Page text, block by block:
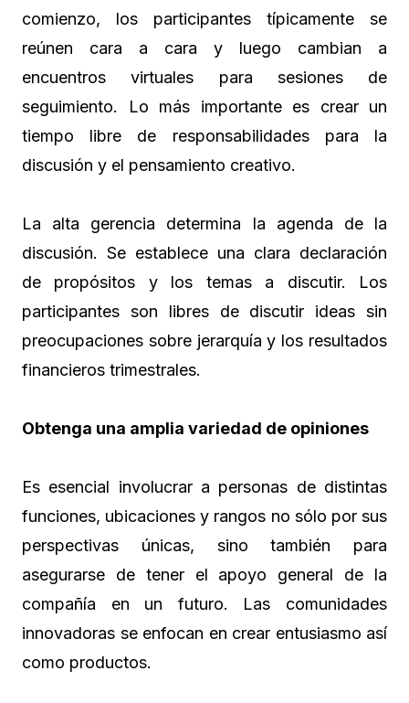
comienzo, los participantes típicamente se
reúnen cara a cara y luego cambian a
encuentros virtuales para sesiones de
seguimiento. Lo más importante es crear un
tiempo libre de responsabilidades para la
discusión y el pensamiento creativo.
La alta gerencia determina la agenda de la
discusión. Se establece una clara declaración
de propósitos y los temas a discutir. Los
participantes son libres de discutir ideas sin
preocupaciones sobre jerarquía y los resultados
financieros trimestrales.
Obtenga una amplia variedad de opiniones
Es esencial involucrar a personas de distintas
funciones, ubicaciones y rangos no sólo por sus
perspectivas únicas, sino también para
asegurarse de tener el apoyo general de la
compañía en un futuro. Las comunidades
innovadoras se enfocan en crear entusiasmo así
como productos.